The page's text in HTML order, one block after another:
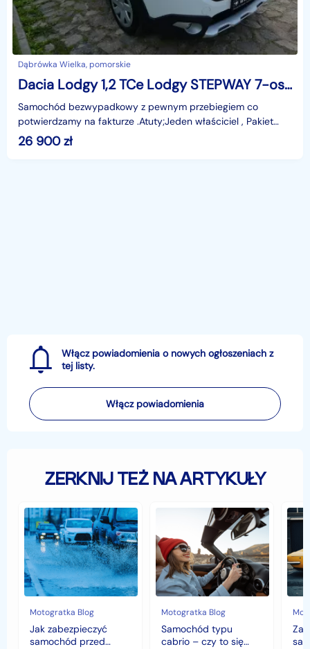
Dąbrówka Wielka, pomorskie
Dacia Lodgy 1,2 TCe Lodgy STEPWAY 7-osobowy Kamera Navi Full Opcja
Samochód bezwypadkowy z pewnym przebiegiem co
potwierdzamy na fakturze .Atuty;Jeden właściciel , Pakiet
Biznesowy , kamera cofania , Nawigacja , 7 - osobowy , p
26 900zł
Włącz powiadomienia o nowych ogłoszeniach z
tej listy.
Włącz powiadomienia
ZERKNIJ TEŻ NA ARTYKUŁY
Jak
zabezpieczyć
samochód
przed
jesiennymi
chłodami
i
deszczem?
Motogratka Blog
Jak zabezpieczyć
samochód przed
Samochód
cabrio
–
czy
to
się
opłaca
w
polskim
klimacie?
Motogratka Blog
Samochód typu
cabrio – czy to się
czyli